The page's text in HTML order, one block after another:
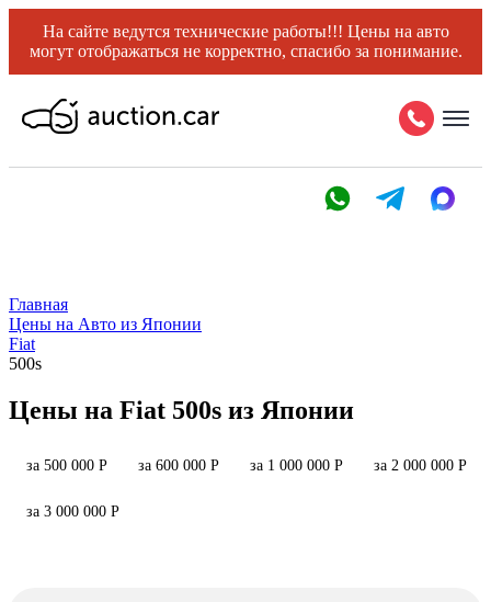
На сайте ведутся технические работы!!! Цены на авто
могут отображаться не корректно, спасибо за понимание.
Главная
Цены на Авто из Японии
Fiat
500s
Цены на Fiat 500s из Японии
за 500 000 Р за 600 000 Р за 1 000 000 Р за 2 000 000 Р
за 3 000 000 Р